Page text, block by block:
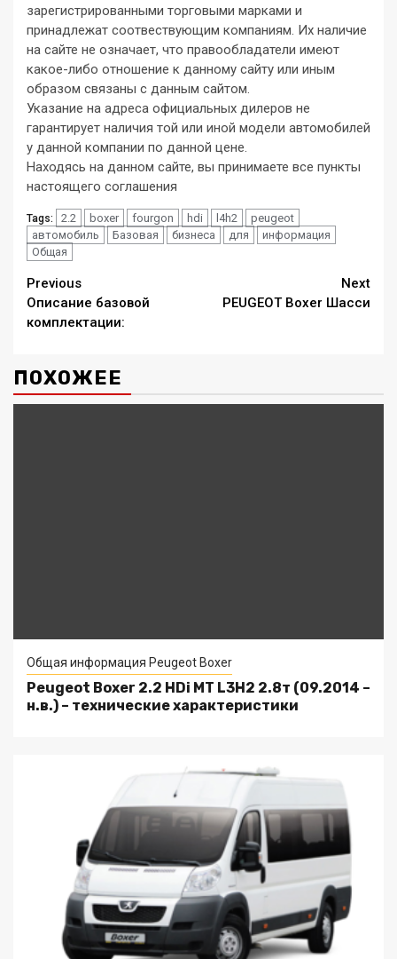
зарегистрированными торговыми марками и
принадлежат соотвествующим компаниям. Их наличие
на сайте не означает, что правообладатели имеют
какое-либо отношение к данному сайту или иным
образом связаны с данным сайтом.
Указание на адреса официальных дилеров не
гарантирует наличия той или иной модели автомобилей
у данной компании по данной цене.
Находясь на данном сайте, вы принимаете все пункты
настоящего соглашения
Tags: 2.2 boxer fourgon hdi l4h2
peugeot
автомобиль
Базовая бизнеса для
информация
Общая
Continue
Reading
Previous
Описание базовой
комплектации:
Next
PEUGEOT Boxer Шасси
ПОХОЖЕЕ
Общая информация Peugeot Boxer
Peugeot Boxer 2.2 HDi MT L3H2 2.8т (09.2014 –
н.в.) – технические характеристики